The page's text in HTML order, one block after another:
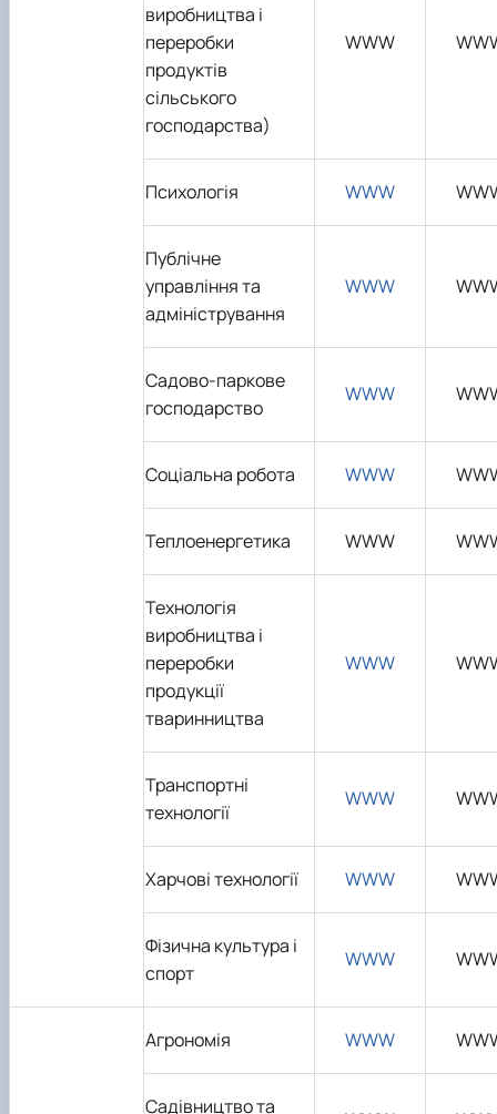
виробництва і
переробки
продуктів
сільського
господарства)
WWW
Психологія WWW
Публічне
управління та
адміністрування
WWW
Садово-паркове
господарство
WWW
Соціальна робота WWW
Теплоенергетика WWW
Технологія
виробництва і
переробки
продукції
тваринництва
WWW
Транспортні
технології
WWW
Харчові технології WWW
Фізична культура і
спорт
WWW
Агрономія WWW
Садівництво та